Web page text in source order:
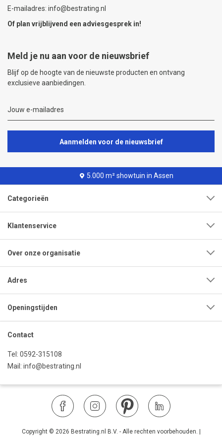
E-mailadres: info@bestrating.nl
Of plan vrijblijvend een adviesgesprek in!
Meld je nu aan voor de nieuwsbrief
Blijf op de hoogte van de nieuwste producten en ontvang
exclusieve aanbiedingen.
Aanmelden voor de nieuwsbrief
5.000 m² showtuin in Assen
Categorieën
Klantenservice
Over onze organisatie
Adres
Openingstijden
Contact
Tel: 0592-315108
Mail: info@bestrating.nl
Copyright © 2026 Bestrating.nl B.V. - Alle rechten voorbehouden.